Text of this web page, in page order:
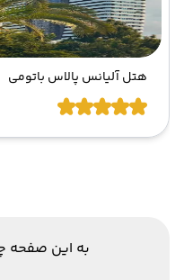
هتل آلیانس پالاس باتومی
به این صفحه